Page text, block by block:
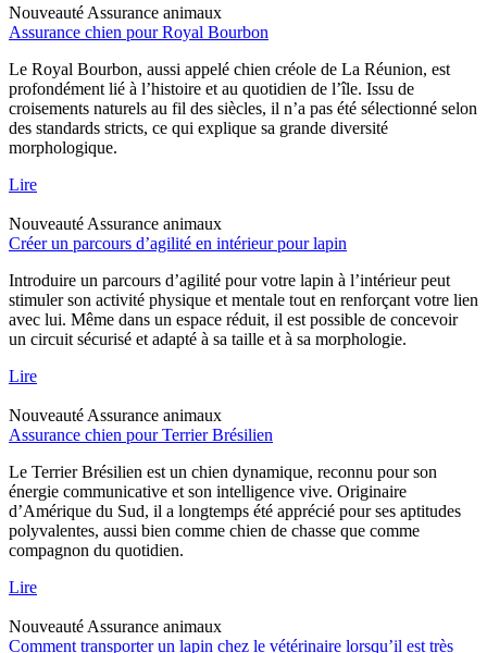
Nouveauté Assurance animaux
Assurance chien pour Royal Bourbon
Le Royal Bourbon, aussi appelé chien créole de La Réunion, est
profondément lié à l’histoire et au quotidien de l’île. Issu de
croisements naturels au fil des siècles, il n’a pas été sélectionné selon
des standards stricts, ce qui explique sa grande diversité
morphologique.
Lire
Nouveauté Assurance animaux
Créer un parcours d’agilité en intérieur pour lapin
Introduire un parcours d’agilité pour votre lapin à l’intérieur peut
stimuler son activité physique et mentale tout en renforçant votre lien
avec lui. Même dans un espace réduit, il est possible de concevoir
un circuit sécurisé et adapté à sa taille et à sa morphologie.
Lire
Nouveauté Assurance animaux
Assurance chien pour Terrier Brésilien
Le Terrier Brésilien est un chien dynamique, reconnu pour son
énergie communicative et son intelligence vive. Originaire
d’Amérique du Sud, il a longtemps été apprécié pour ses aptitudes
polyvalentes, aussi bien comme chien de chasse que comme
compagnon du quotidien.
Lire
Nouveauté Assurance animaux
Comment transporter un lapin chez le vétérinaire lorsqu’il est très